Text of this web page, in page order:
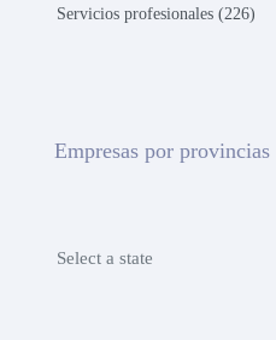
Servicios profesionales (226)
Empresas por provincias
Select a state